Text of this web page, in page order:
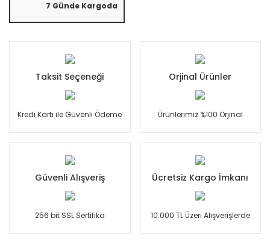
7 Günde Kargoda
Taksit Seçeneği
Kredi Kartı ile Güvenli Ödeme
Orjinal Ürünler
Ürünlerimiz %100 Orjinal
Güvenli Alışveriş
256 bit SSL Sertifika
Ücretsiz Kargo İmkanı
10.000 TL Üzeri Alışverişlerde